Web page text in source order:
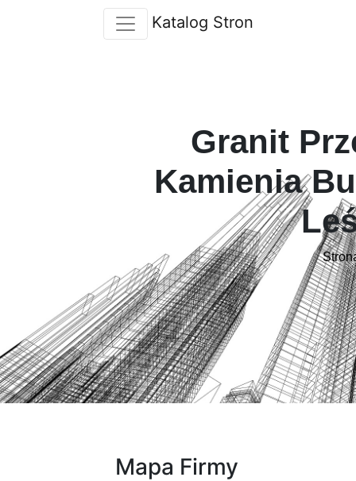
Katalog Stron
Granit
Kamienia
Mapa Firmy